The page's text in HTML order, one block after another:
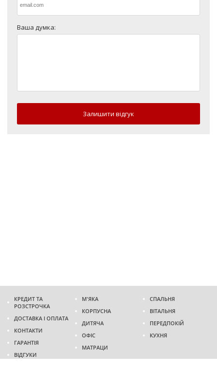
Ваша думка:
Залишити відгук
КРЕДИТ ТА
РОЗСТРОЧКА
ДОСТАВКА І ОПЛАТА
КОНТАКТИ
ГАРАНТІЯ
ВІДГУКИ
М'ЯКА
КОРПУСНА
ДИТЯЧА
ОФІС
МАТРАЦИ
СПАЛЬНЯ
ВІТАЛЬНЯ
ПЕРЕДПОКІЙ
КУХНЯ